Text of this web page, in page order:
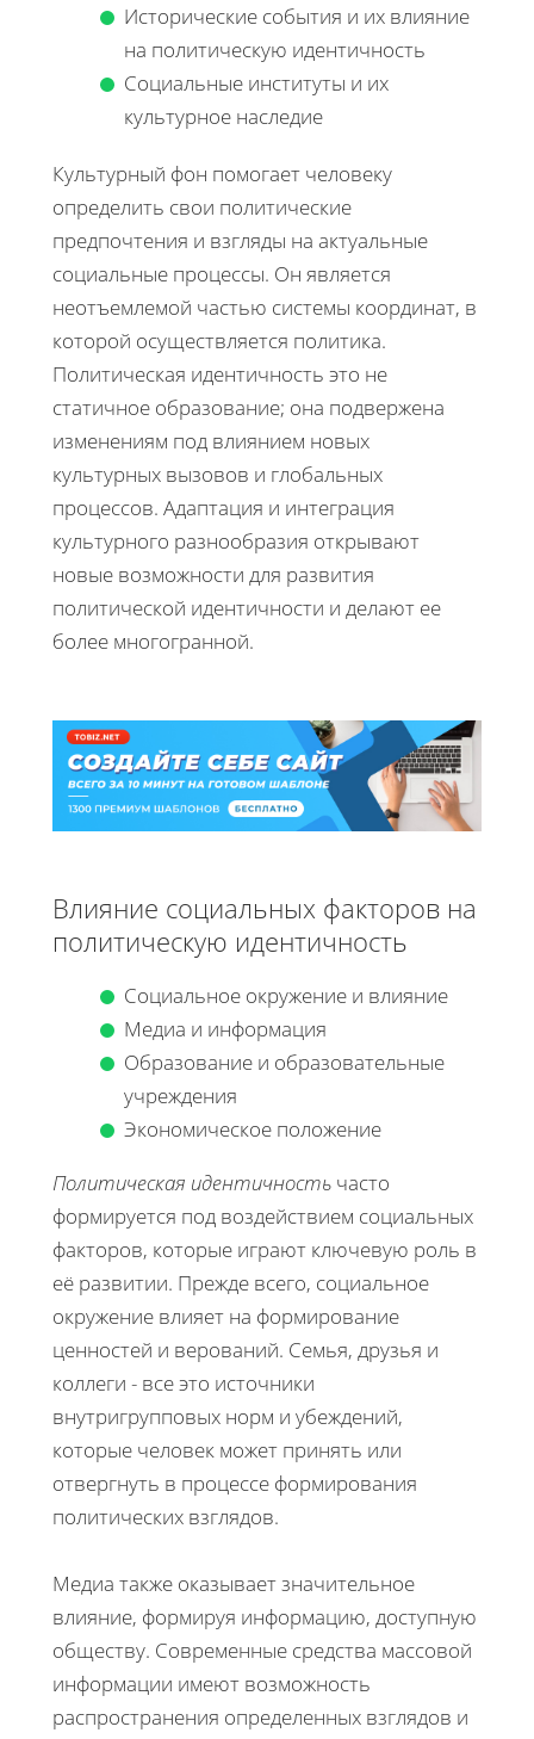
Исторические события и их влияние
на политическую идентичность
Социальные институты и их
культурное наследие
Культурный фон помогает человеку
определить свои политические
предпочтения и взгляды на актуальные
социальные процессы. Он является
неотъемлемой частью системы координат, в
которой осуществляется политика.
Политическая идентичность это не
статичное образование; она подвержена
изменениям под влиянием новых
культурных вызовов и глобальных
процессов. Адаптация и интеграция
культурного разнообразия открывают
новые возможности для развития
политической идентичности и делают ее
более многогранной.
Влияние социальных факторов на
политическую идентичность
Социальное окружение и влияние
Медиа и информация
Образование и образовательные
учреждения
Экономическое положение
Политическая идентичность часто
формируется под воздействием социальных
факторов, которые играют ключевую роль в
её развитии. Прежде всего, социальное
окружение влияет на формирование
ценностей и верований. Семья, друзья и
коллеги - все это источники
внутригрупповых норм и убеждений,
которые человек может принять или
отвергнуть в процессе формирования
политических взглядов.
Медиа также оказывает значительное
влияние, формируя информацию, доступную
обществу. Современные средства массовой
информации имеют возможность
распространения определенных взглядов и